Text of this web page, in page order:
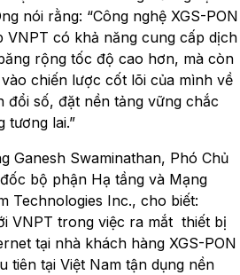
nói rằng: “Công nghệ XGS-PON
VNPT có khả năng cung cấp dịch
rộng tốc độ cao hơn, mà còn
chiến lược cốt lõi của mình về
đổi số, đặt nền tảng vững chắc
tương lai.”
Ganesh Swaminathan, Phó Chủ
bộ phận Hạ tầng và Mạng
Technologies Inc., cho biết:
VNPT trong việc ra mắt thiết bị
tại nhà khách hàng XGS-PON
tiên tại Việt Nam tận dụng nền